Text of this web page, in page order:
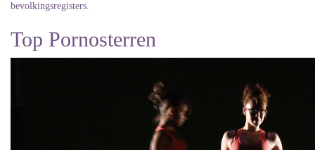
bevolkingsregisters.
Top Pornosterren